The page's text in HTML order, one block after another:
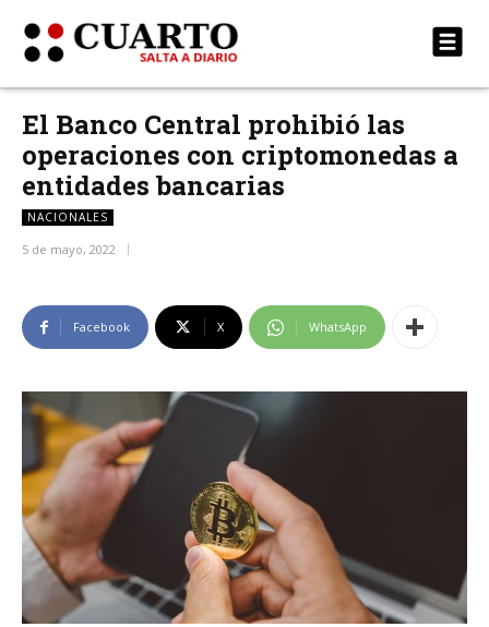
El Banco Central prohibió las
operaciones con criptomonedas a
entidades bancarias
NACIONALES
5 de mayo, 2022
Facebook X WhatsApp